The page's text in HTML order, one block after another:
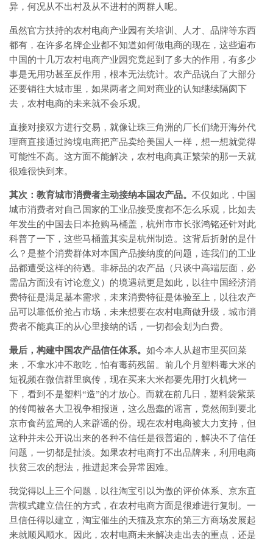
异，何况从不出村及从不进村的两群人呢。
虽然官方扶持的农村电商产业园有关培训、人才、品牌等东西
都有，在许多名牌企业都不知道如何做电商的现在，这些遍布
中国的十几万农村电商产业园究竟起到了多大的作用，有多少
事是无用功甚至反作用，根本无法统计。农产品说白了大部分
还要销往大城市里，如果两者之间对商业的认知继续隔阂下
去，农村电商的未来就不会乐观。
直接对接双方进行交易，就像让珠三角洲的厂长们绕开海外代
理商直接通过跨境电商把产品卖给美国人一样，想一想就觉得
可能性不高。这方面不能解决，农村电商真正繁荣的那一天就
很难很快到来。
其次：教育城市消费者主动接纳本国农产品。 不仅如此，中国
城市消费者对自己国家的工业品接受度都不怎么乐观，比如去
年发生的中国去日本抢购马桶盖，杭州市市长张鸿铭还针对此
科普了一下，这些马桶盖其实是杭州制造。这背后折射的是什
么？是整个消费群体对本国产品接纳度的问题，连我们的工业
品都遭受这样的待遇。非标品的农产品（只谈中高端层面，必
需品方面没有讨论意义）的境遇就更是如此，以往中国经济消
费特征是满足基本需求，未来消费特征是体验至上，以往农产
品可以靠低价抢占市场，未来想要在农村电商做升级，城市消
费者不能真正的从心里接纳的话，一切都会划为白费。
最后，构建中国农产品信任体系。 如今本人从超市里买回菜
来，不拿水冲不敢吃，怕有毒药残留。前几个月塑料毒大米的
短视频在微信群里疯传，现在买来大米都要先用打火机烤一
下，看到不是塑料“造”的才放心。而就在前几日，塑料袋紫菜
的传闻被各大卫视争相报道，这么愚蠢的谣言，竟然闹到要北
京市食药监局的人来辟谣的份。现在农村电商被大力支持，但
这种并未公开说出来的各种不信任是很普遍的，解决不了信任
问题，一切都是扯淡。如果农村电商打不出品牌来，利用电商
扶贫三农的想法，推进起来会异常困难。
我觉得以上三个问题，以往淘宝引以为傲的评价体系、京东直
营模式建立信任的方式，在农村电商方面是很难进行复制。一
旦信任得以建立，淘宝催生的天猫及京东的第三方商场发展起
来就顺风顺水。因此，农村电商未来解决走出去的重点，还是